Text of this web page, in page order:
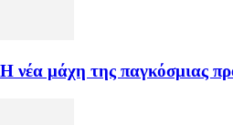
νέα μάχη της παγκόσμιας